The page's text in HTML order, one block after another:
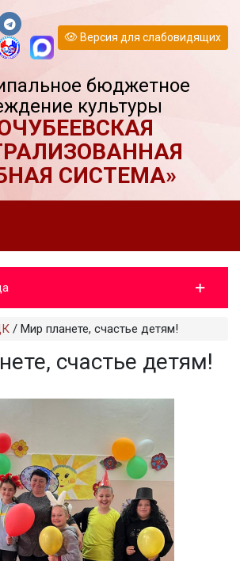
Версия для слабовидящих
бюджетное
культуры
СИСТЕМА»
/ Мир планете, счастье детям!
счастье детям!